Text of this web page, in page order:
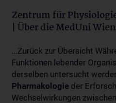
Zentrum für
| Über die MedUni Wien
...Zurück zur Übersicht
Funktionen lebender
derselben untersucht
Pharmakologie der
Wechselwirkungen